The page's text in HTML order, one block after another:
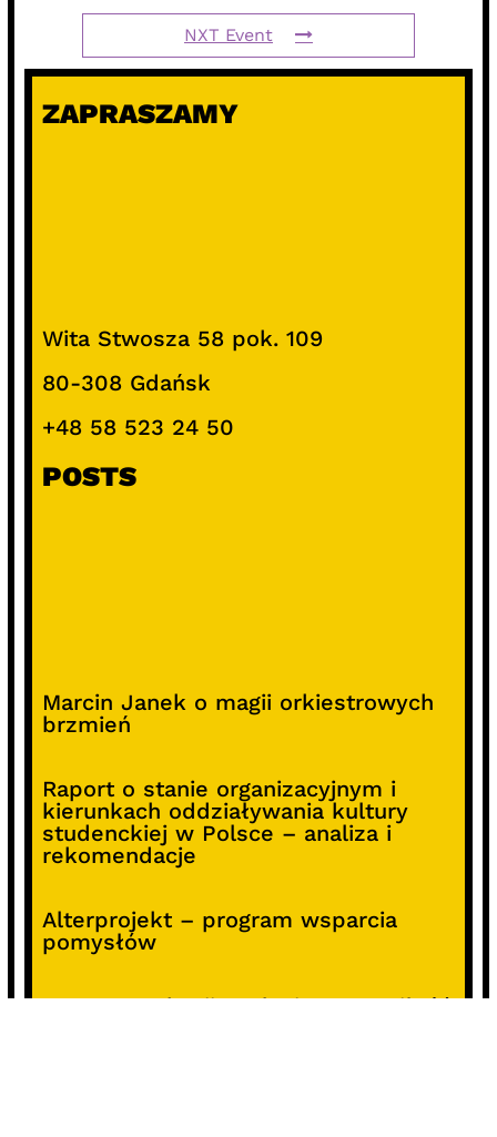
NXT Event
ZAPRASZAMY
Wita Stwosza 58 pok. 109
80-308 Gdańsk
+48 58 523 24 50
POSTS
Marcin Janek o magii orkiestrowych
brzmień
Raport o stanie organizacyjnym i
kierunkach oddziaływania kultury
studenckiej w Polsce – analiza i
rekomendacje
Alterprojekt – program wsparcia
pomysłów
Koncert z okazji 30-lecia DKF „Miłość